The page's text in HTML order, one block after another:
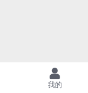
我的